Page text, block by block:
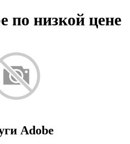
по низкой цене
Adobe